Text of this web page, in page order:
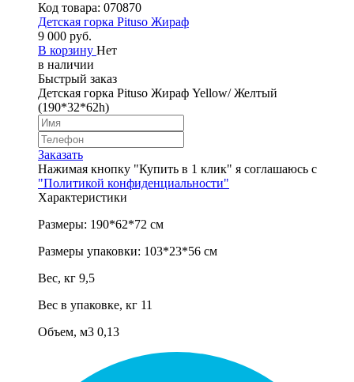
Код товара: 070870
Детская горка Pituso Жираф
9 000 руб.
В корзину Нет
в наличии
Быстрый заказ
Детская горка Pituso Жираф Yellow/ Желтый
(190*32*62h)
Заказать
Нажимая кнопку "Купить в 1 клик" я соглашаюсь с
"Политикой конфиденциальности"
Характеристики
Размеры: 190*62*72 см
Размеры упаковки: 103*23*56 см
Вес, кг 9,5
Вес в упаковке, кг 11
Объем, м3 0,13